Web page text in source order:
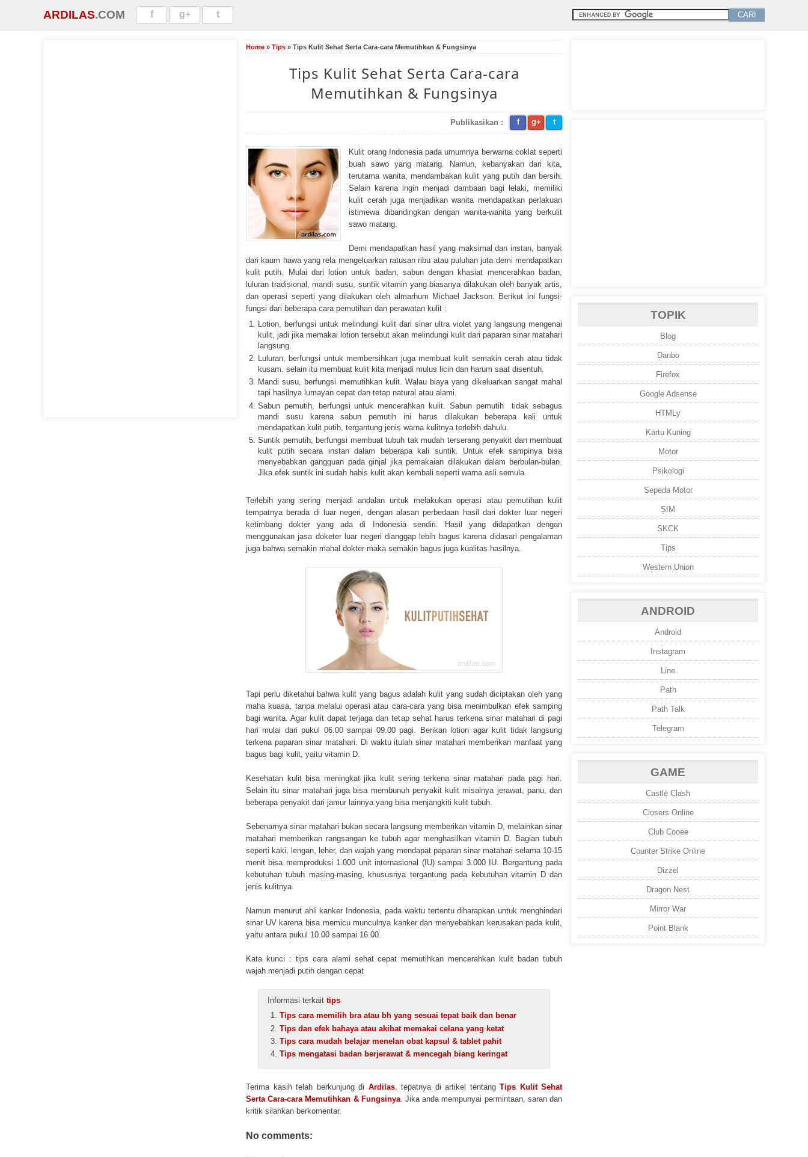
ARDILAS.COM f g+ t
Home » Tips » Tips Kulit Sehat Serta Cara-cara Memutihkan & Fungsinya
Tips Kulit Sehat Serta Cara-cara
Memutihkan & Fungsinya
f g+ t
Publikasikan :
Kulit orang Indonesia pada umumnya berwarna coklat seperti
buah sawo yang matang. Namun, kebanyakan dari kita,
terutama wanita, mendambakan kulit yang putih dan bersih.
Selain karena ingin menjadi dambaan bagi lelaki, memiliki
kulit cerah juga menjadikan wanita mendapatkan perlakuan
istimewa dibandingkan dengan wanita-wanita yang berkulit
sawo matang.
Demi mendapatkan hasil yang maksimal dan instan, banyak
dari kaum hawa yang rela mengeluarkan ratusan ribu atau puluhan juta demi mendapatkan
kulit putih. Mulai dari lotion untuk badan, sabun dengan khasiat mencerahkan badan,
luluran tradisional, mandi susu, suntik vitamin yang biasanya dilakukan oleh banyak artis,
dan operasi seperti yang dilakukan oleh almarhum Michael Jackson. Berikut ini fungsi-
fungsi dari beberapa cara pemutihan dan perawatan kulit :
Lotion, berfungsi untuk melindungi kulit dari sinar ultra violet yang langsung mengenai
kulit, jadi jika memakai lotion tersebut akan melindungi kulit dari paparan sinar matahari
langsung.
Luluran, berfungsi untuk membersihkan juga membuat kulit semakin cerah atau tidak
kusam. selain itu membuat kulit kita menjadi mulus licin dan harum saat disentuh.
Mandi susu, berfungsi memutihkan kulit. Walau biaya yang dikeluarkan sangat mahal
tapi hasilnya lumayan cepat dan tetap natural atau alami.
Sabun pemutih, berfungsi untuk mencerahkan kulit. Sabun pemutih tidak sebagus
mandi susu karena sabun pemutih ini harus dilakukan beberapa kali untuk
mendapatkan kulit putih, tergantung jenis warna kulitnya terlebih dahulu.
Suntik pemutih, berfungsi membuat tubuh tak mudah terserang penyakit dan membuat
kulit putih secara instan dalam beberapa kali suntik. Untuk efek sampinya bisa
menyebabkan gangguan pada ginjal jika pemakaian dilakukan dalam berbulan-bulan.
Jika efek suntik ini sudah habis kulit akan kembali seperti warna asli semula.
Terlebih yang sering menjadi andalan untuk melakukan operasi atau pemutihan kulit
tempatnya berada di luar negeri, dengan alasan perbedaan hasil dari dokter luar negeri
ketimbang dokter yang ada di Indonesia sendiri. Hasil yang didapatkan dengan
menggunakan jasa doketer luar negeri dianggap lebih bagus karena didasari pengalaman
juga bahwa semakin mahal dokter maka semakin bagus juga kualitas hasilnya.
Tapi perlu diketahui bahwa kulit yang bagus adalah kulit yang sudah diciptakan oleh yang
maha kuasa, tanpa melalui operasi atau cara-cara yang bisa menimbulkan efek samping
bagi wanita. Agar kulit dapat terjaga dan tetap sehat harus terkena sinar matahari di pagi
hari mulai dari pukul 06.00 sampai 09.00 pagi. Berikan lotion agar kulit tidak langsung
terkena paparan sinar matahari. Di waktu itulah sinar matahari memberikan manfaat yang
bagus bagi kulit, yaitu vitamin D.
Kesehatan kulit bisa meningkat jika kulit sering terkena sinar matahari pada pagi hari.
Selain itu sinar matahari juga bisa membunuh penyakit kulit misalnya jerawat, panu, dan
beberapa penyakit dari jamur lainnya yang bisa menjangkiti kulit tubuh.
Sebenarnya sinar matahari bukan secara langsung memberikan vitamin D, melainkan sinar
matahari memberikan rangsangan ke tubuh agar menghasilkan vitamin D. Bagian tubuh
seperti kaki, lengan, leher, dan wajah yang mendapat paparan sinar matahari selama 10-15
menit bisa memproduksi 1.000 unit internasional (IU) sampai 3.000 IU. Bergantung pada
kebutuhan tubuh masing-masing, khususnya tergantung pada kebutuhan vitamin D dan
jenis kulitnya.
Namun menurut ahli kanker Indonesia, pada waktu tertentu diharapkan untuk menghindari
sinar UV karena bisa memicu munculnya kanker dan menyebabkan kerusakan pada kulit,
yaitu antara pukul 10.00 sampai 16.00.
Kata kunci : tips cara alami sehat cepat memutihkan mencerahkan kulit badan tubuh
wajah menjadi putih dengan cepat
Informasi terkait tips
Tips cara memilih bra atau bh yang sesuai tepat baik dan benar
Tips dan efek bahaya atau akibat memakai celana yang ketat
Tips cara mudah belajar menelan obat kapsul & tablet pahit
Tips mengatasi badan berjerawat & mencegah biang keringat
Terima kasih telah berkunjung di Ardilas, tepatnya di artikel tentang Tips Kulit Sehat
Serta Cara-cara Memutihkan & Fungsinya. Jika anda mempunyai permintaan, saran dan
kritik silahkan berkomentar.
No comments:
TOPIK
Blog
Danbo
Firefox
Google Adsense
HTMLy
Kartu Kuning
Motor
Psikologi
Sepeda Motor
SIM
SKCK
Tips
Western Union
ANDROID
Android
Instagram
Line
Path
Path Talk
Telegram
GAME
Castle Clash
Closers Online
Club Cooee
Counter Strike Online
Dizzel
Dragon Nest
Mirror War
Point Blank